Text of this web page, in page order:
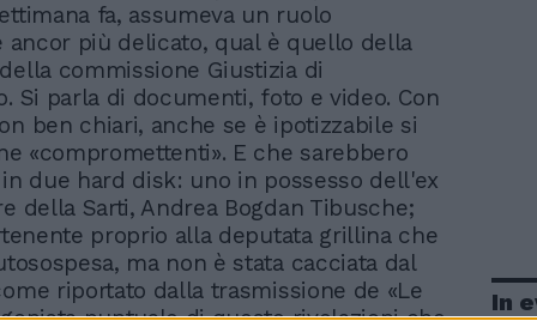
fa, assumeva un ruolo
ancor più delicato, qual è quello della
commissione Giustizia di
Si parla di documenti, foto e video. Con
ben chiari, anche se è ipotizzabile si
«compromettenti». E che sarebbero
due hard disk: uno in possesso dell'ex
della Sarti, Andrea Bogdan Tibusche;
proprio alla deputata grillina che
ma non è stata cacciata dal
riportato dalla trasmissione de «Le
puntuale di queste rivelazioni che
In